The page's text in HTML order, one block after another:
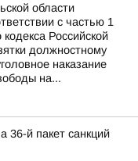
области
с частью 1
Российской
должностному
наказание
на...
36-й пакет санкций